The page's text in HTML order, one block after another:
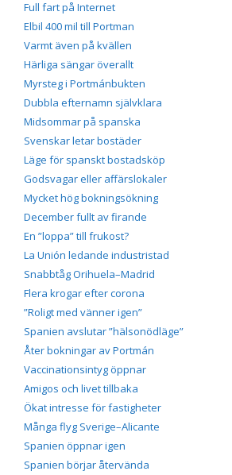
Full fart på Internet
Elbil 400 mil till Portman
Varmt även på kvällen
Härliga sängar överallt
Myrsteg i Portmánbukten
Dubbla efternamn självklara
Midsommar på spanska
Svenskar letar bostäder
Läge för spanskt bostadsköp
Godsvagar eller affärslokaler
Mycket hög bokningsökning
December fullt av firande
En ”loppa” till frukost?
La Unión ledande industristad
Snabbtåg Orihuela–Madrid
Flera krogar efter corona
”Roligt med vänner igen”
Spanien avslutar ”hälsonödläge”
Åter bokningar av Portmán
Vaccinationsintyg öppnar
Amigos och livet tillbaka
Ökat intresse för fastigheter
Många flyg Sverige–Alicante
Spanien öppnar igen
Spanien börjar återvända